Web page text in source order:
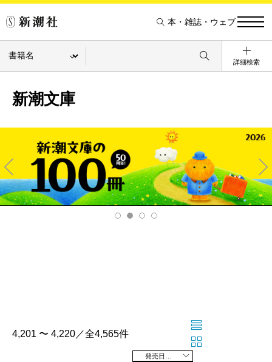
本・雑誌・ウェブ
詳細検索
新潮文庫
Pre
v
Ne
xt
4,201 〜 4,220／全4,565件